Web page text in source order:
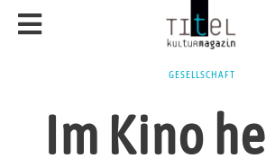
GESELLSCHAFT
Im Kino